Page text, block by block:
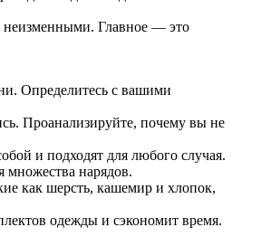
неизменными. Главное — это
Определитесь с вашими
Проанализируйте, почему вы не
и подходят для любого случая.
множества нарядов.
как шерсть, кашемир и хлопок,
одежды и сэкономит время.